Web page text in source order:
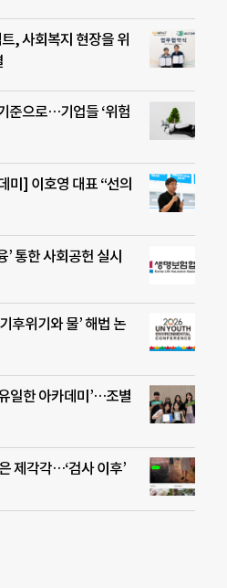
, 사회복지 현장을 위
준으로…기업들 ‘위험
미] 이호영 대표 “선의
통한 사회공헌 실시
후위기와 물’ 해법 논
일한 아카데미’…조별
제각각…‘검사 이후’